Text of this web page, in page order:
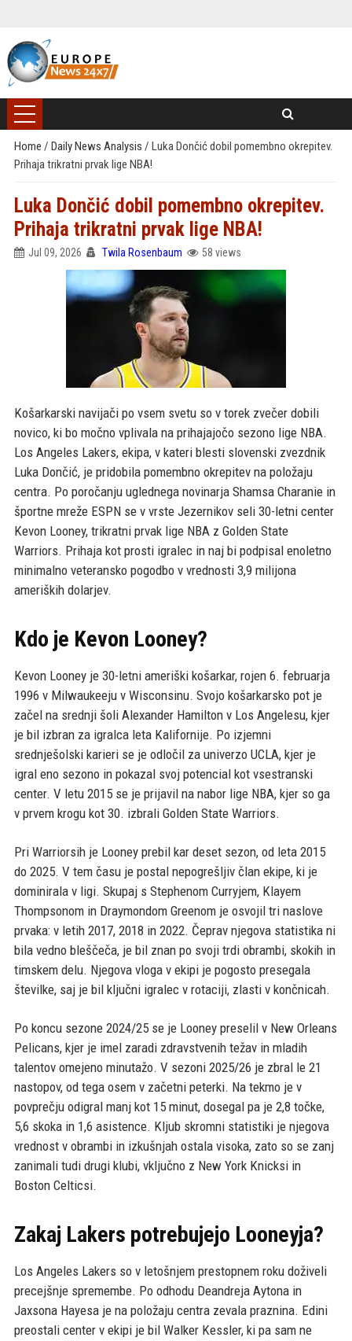
Home / Daily News Analysis / Luka Dončić dobil pomembno okrepitev.
Prihaja trikratni prvak lige NBA!
Luka Dončić dobil pomembno okrepitev.
Prihaja trikratni prvak lige NBA!
Jul 09, 2026 Twila Rosenbaum 58 views
Košarkarski navijači po vsem svetu so v torek zvečer dobili
novico, ki bo močno vplivala na prihajajočo sezono lige NBA.
Los Angeles Lakers, ekipa, v kateri blesti slovenski zvezdnik
Luka Dončić, je pridobila pomembno okrepitev na položaju
centra. Po poročanju uglednega novinarja Shamsa Charanie in
športne mreže ESPN se v vrste Jezernikov seli 30-letni center
Kevon Looney, trikratni prvak lige NBA z Golden State
Warriors. Prihaja kot prosti igralec in naj bi podpisal enoletno
minimalno veteransko pogodbo v vrednosti 3,9 milijona
ameriških dolarjev.
Kdo je Kevon Looney?
Kevon Looney je 30-letni ameriški košarkar, rojen 6. februarja
1996 v Milwaukeeju v Wisconsinu. Svojo košarkarsko pot je
začel na srednji šoli Alexander Hamilton v Los Angelesu, kjer
je bil izbran za igralca leta Kalifornije. Po izjemni
srednješolski karieri se je odločil za univerzo UCLA, kjer je
igral eno sezono in pokazal svoj potencial kot vsestranski
center. V letu 2015 se je prijavil na nabor lige NBA, kjer so ga
v prvem krogu kot 30. izbrali Golden State Warriors.
Pri Warriorsih je Looney prebil kar deset sezon, od leta 2015
do 2025. V tem času je postal nepogrešljiv član ekipe, ki je
dominirala v ligi. Skupaj s Stephenom Curryjem, Klayem
Thompsonom in Draymondom Greenom je osvojil tri naslove
prvaka: v letih 2017, 2018 in 2022. Čeprav njegova statistika ni
bila vedno bleščeča, je bil znan po svoji trdi obrambi, skokih in
timskem delu. Njegova vloga v ekipi je pogosto presegala
številke, saj je bil ključni igralec v rotaciji, zlasti v končnicah.
Po koncu sezone 2024/25 se je Looney preselil v New Orleans
Pelicans, kjer je imel zaradi zdravstvenih težav in mladih
talentov omejeno minutažo. V sezoni 2025/26 je zbral le 21
nastopov, od tega osem v začetni peterki. Na tekmo je v
povprečju odigral manj kot 15 minut, dosegal pa je 2,8 točke,
5,6 skoka in 1,6 asistence. Kljub skromni statistiki je njegova
vrednost v obrambi in izkušnjah ostala visoka, zato so se zanj
zanimali tudi drugi klubi, vključno z New York Knicksi in
Boston Celticsi.
Zakaj Lakers potrebujejo Looneyja?
Los Angeles Lakers so v letošnjem prestopnem roku doživeli
precejšnje spremembe. Po odhodu Deandreja Aytona in
Jaxsona Hayesa je na položaju centra zevala praznina. Edini
preostali center v ekipi je bil Walker Kessler, ki pa sam ne